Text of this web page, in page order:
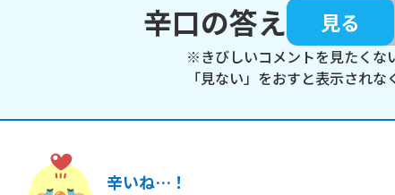
辛口の答え
見る
※きびしいコメントを見たくな
「見ない」をおすと表示されな
辛いね…！